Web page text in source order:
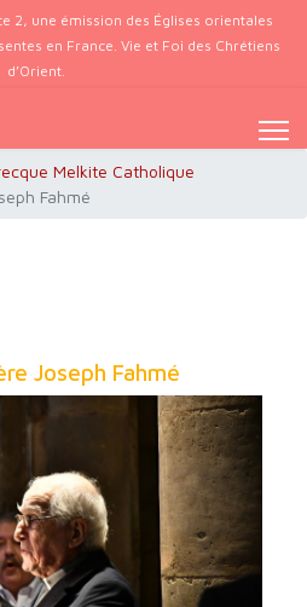
2, une émission des Églises orientales
en France. Vie et Foi des Chrétiens
d’Orient.
Melkite Catholique
Fahmé
Joseph Fahmé